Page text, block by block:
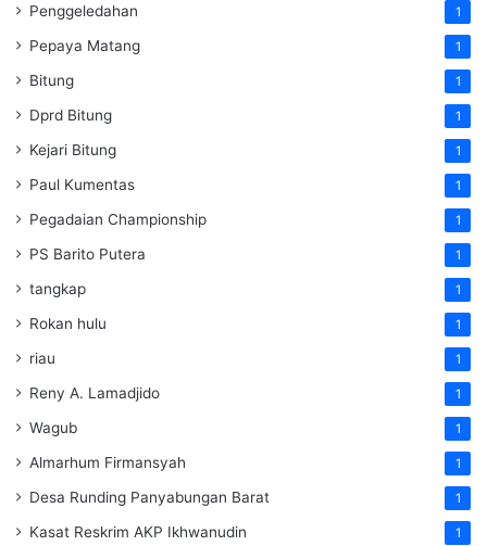
Penggeledahan 1
Pepaya Matang 1
Bitung 1
Dprd Bitung 1
Kejari Bitung 1
Paul Kumentas 1
Pegadaian Championship 1
PS Barito Putera 1
tangkap 1
Rokan hulu 1
riau 1
Reny A. Lamadjido 1
Wagub 1
Almarhum Firmansyah 1
Desa Runding Panyabungan Barat 1
Kasat Reskrim AKP Ikhwanudin 1